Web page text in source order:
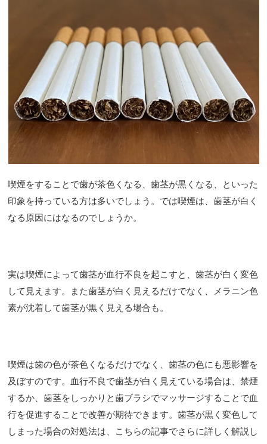
喫煙をすることで歯が茶色くなる、歯茎が黒くなる、といった
印象を持っている方は多いでしょう。では喫煙は、歯茎が白く
なる原因にはなるのでしょうか。
実は喫煙によって歯茎が血行不良を起こすと、歯茎が白く変色
して見えます。また歯茎が白く見えるだけでなく、メラニン色
素が沈着して歯茎が黒く見える場合も。
喫煙は歯の色が茶色くなるだけでなく、歯茎の色にも悪影響を
及ぼすのです。血行不良で歯茎が白く見えている場合は、禁煙
するか、歯茎をしっかりと歯ブラシでマッサージすることで血
行を促進することで改善が期待できます。歯茎が黒く変色して
しまった場合の対処法は、こちらの記事でさらに詳しく解説し